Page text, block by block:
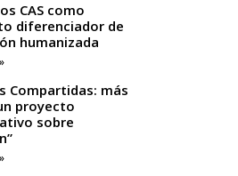
CAS como
diferenciador de
humanizada
Compartidas: más
proyecto
sobre